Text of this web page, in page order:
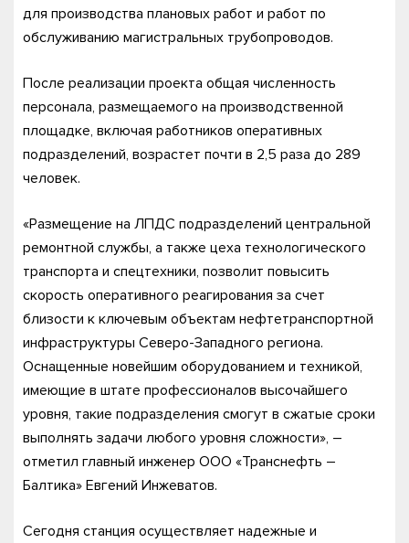
для производства плановых работ и работ по
обслуживанию магистральных трубопроводов.
После реализации проекта общая численность
персонала, размещаемого на производственной
площадке, включая работников оперативных
подразделений, возрастет почти в 2,5 раза до 289
человек.
«Размещение на ЛПДС подразделений центральной
ремонтной службы, а также цеха технологического
транспорта и спецтехники, позволит повысить
скорость оперативного реагирования за счет
близости к ключевым объектам нефтетранспортной
инфраструктуры Северо-Западного региона.
Оснащенные новейшим оборудованием и техникой,
имеющие в штате профессионалов высочайшего
уровня, такие подразделения смогут в сжатые сроки
выполнять задачи любого уровня сложности», –
отметил главный инженер ООО «Транснефть –
Балтика» Евгений Инжеватов.
Сегодня станция осуществляет надежные и